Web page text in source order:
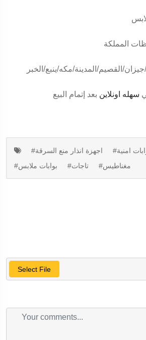
القصيم/المدينة/مكه/ينبع/الخبر
سهله اونلاين بعد إتمام البيع
#اجهزة انذار منع السرقة
امنية
#بوابات ملابس
#تاجات #مغناطيس
Select File